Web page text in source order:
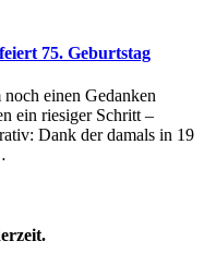
75. Geburtstag
einen Gedanken
ein riesiger Schritt –
Dank der damals in 19